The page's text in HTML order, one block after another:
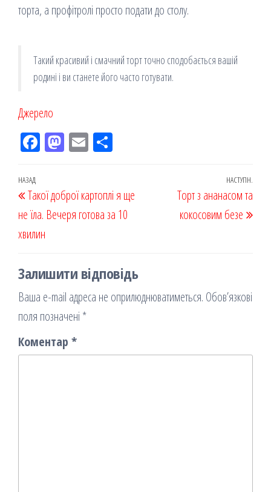
торта, а профітролі просто подати до столу.
Такий красивий і смачний торт точно сподобається вашій
родині і ви станете його часто готувати.
Джерело
Fac
k
M
on
Em
ис
я
Навігація
записів
Попередній
запис
НАЗАД
Такої доброї картоплі я ще
не їла. Вечеря готова за 10
хвилин
НАСТУПН.
Торт з ананасом та
кокосовим безе
Залишити відповідь
Ваша e-mail адреса не оприлюднюватиметься. Обов’язкові
поля позначені *
Коментар *